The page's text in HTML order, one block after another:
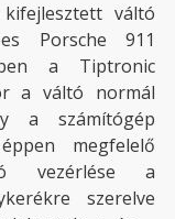
váltó
Porsche 911
a Tiptronic
a váltó normál
a számítógép
megfelelő
vezérlése a
szerelve